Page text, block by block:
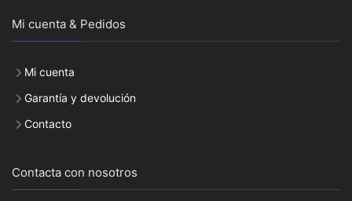
Mi cuenta & Pedidos
Mi cuenta
Garantía y devolución
Contacto
Contacta con nosotros